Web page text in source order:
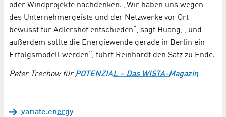
oder Windprojekte nachdenken. „Wir haben uns wegen
des Unternehmergeists und der Netzwerke vor Ort
bewusst für Adlershof entschieden“, sagt Huang, „und
außerdem sollte die Energiewende gerade in Berlin ein
Erfolgsmodell werden“, führt Reinhardt den Satz zu Ende.
Peter Trechow fürPOTENZIAL – Das WISTA-Magazin
variate.energy